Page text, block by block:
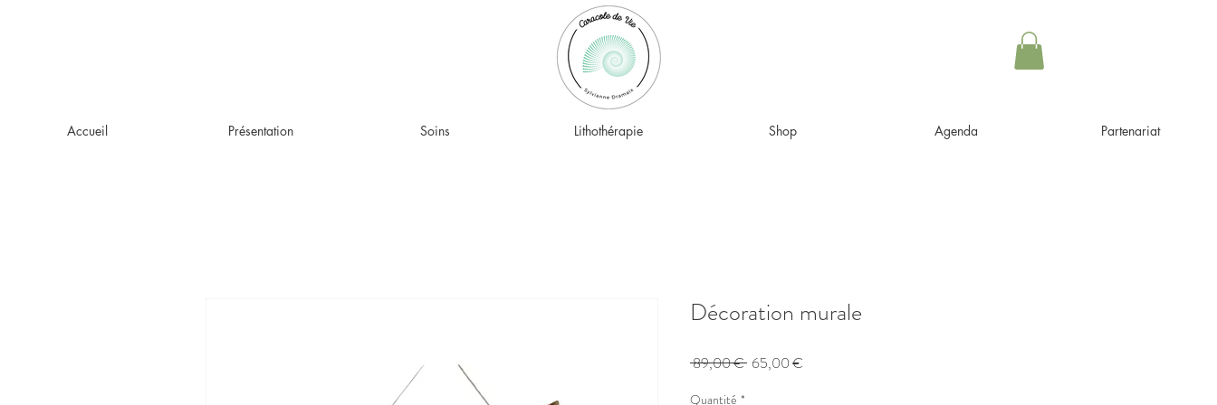
Accueil Présentation Soins Lithothérapie Shop Agenda Partenariat
Décoration murale
89,00 € Prix
65,00 €
Quantité *